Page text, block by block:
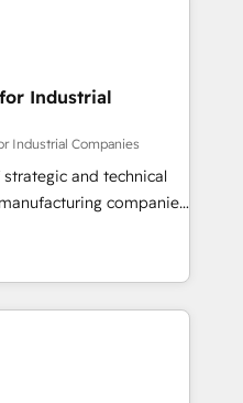
That’s why we lean
actually make a
Industrial
Industrial Companies
and technical
companies
in delivering
by leveraging
to fuel success.